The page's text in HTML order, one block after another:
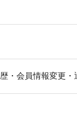
・会員情報変更・